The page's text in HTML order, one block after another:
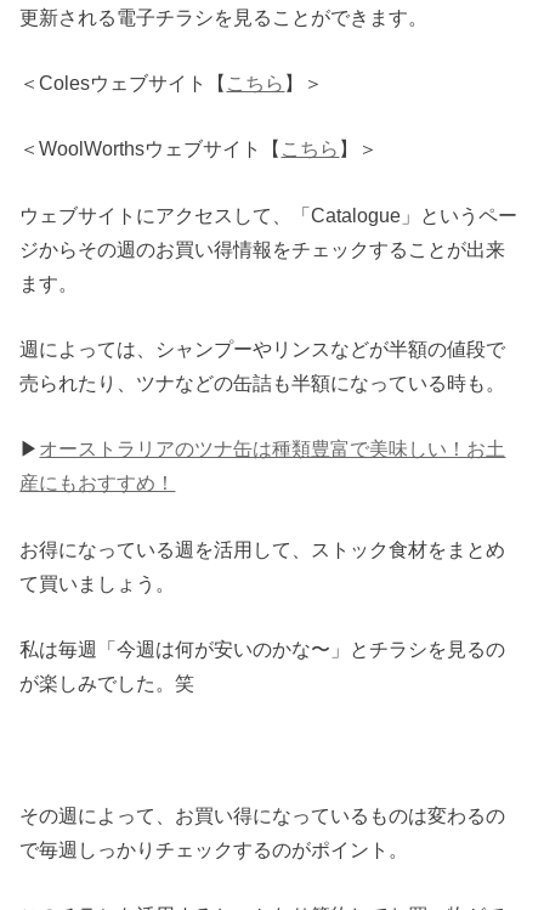
更新される電子チラシを見ることができます。
＜Colesウェブサイト【 こちら 】＞
＜WoolWorthsウェブサイト【 こちら 】＞
ウェブサイトにアクセスして、「Catalogue」というペー
ジからその週のお買い得情報をチェックすることが出来
ます。
週によっては、シャンプーやリンスなどが半額の値段で
売られたり、ツナなどの缶詰も半額になっている時も。
▶︎ オーストラリアのツナ缶は種類豊富で美味しい！お土
産にもおすすめ！
お得になっている週を活用して、ストック食材をまとめ
て買いましょう。
私は毎週「今週は何が安いのかな〜」とチラシを見るの
が楽しみでした。笑
その週によって、お買い得になっているものは変わるの
で毎週しっかりチェックするのがポイント。